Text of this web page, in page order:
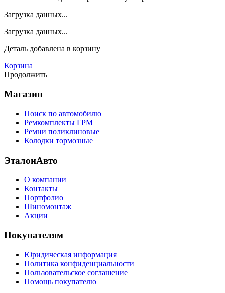
Загрузка данных...
Загрузка данных...
Деталь добавлена в корзину
Корзина
Продолжить
Магазин
Поиск по автомобилю
Ремкомплекты ГРМ
Ремни поликлиновые
Колодки тормозные
ЭталонАвто
О компании
Контакты
Портфолио
Шиномонтаж
Акции
Покупателям
Юридическая информация
Политика конфиденциальности
Пользовательское соглашение
Помощь покупателю